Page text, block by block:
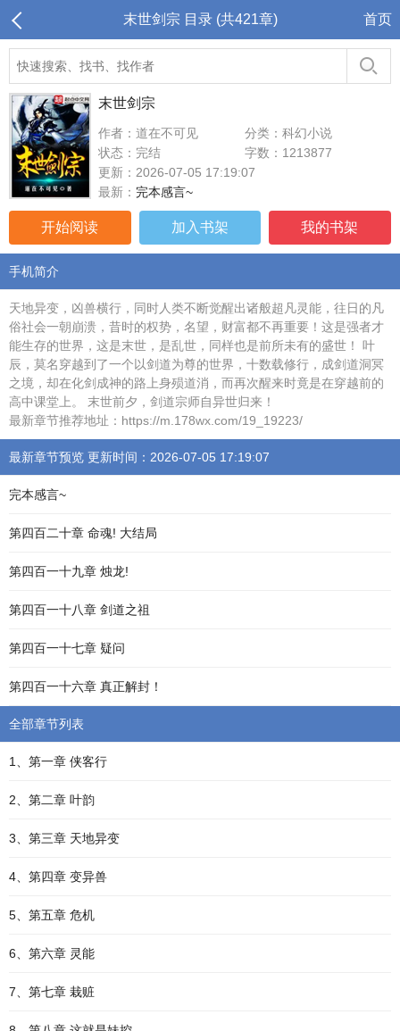
末世剑宗 目录 (共421章) 首页
末世剑宗
作者：道在不可见
分类：科幻小说
状态：完结
字数：1213877
更新：2026-07-05 17:19:07
最新： 完本感言~
开始阅读 加入书架 我的书架
手机简介
天地异变，凶兽横行，同时人类不断觉醒出诸般超凡灵能，往日的凡
俗社会一朝崩溃，昔时的权势，名望，财富都不再重要！这是强者才
能生存的世界，这是末世，是乱世，同样也是前所未有的盛世！ 叶
辰，莫名穿越到了一个以剑道为尊的世界，十数载修行，成剑道洞冥
之境，却在化剑成神的路上身殒道消，而再次醒来时竟是在穿越前的
高中课堂上。 末世前夕，剑道宗师自异世归来！
最新章节推荐地址：https://m.178wx.com/19_19223/
最新章节预览 更新时间：2026-07-05 17:19:07
完本感言~
第四百二十章 命魂! 大结局
第四百一十九章 烛龙!
第四百一十八章 剑道之祖
第四百一十七章 疑问
第四百一十六章 真正解封！
全部章节列表
1、第一章 侠客行
2、第二章 叶韵
3、第三章 天地异变
4、第四章 变异兽
5、第五章 危机
6、第六章 灵能
7、第七章 栽赃